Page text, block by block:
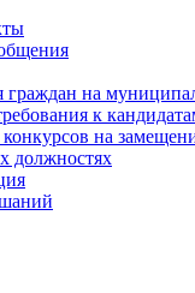
граждан на
к
конкурсов на
должностях